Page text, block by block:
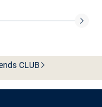
CLUB
60 dni